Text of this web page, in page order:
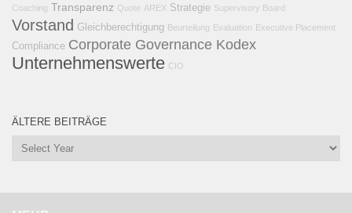
Coaching Transparenz Quote AREX Strategie Supervisory Board
Vorstand Gleichberechtigung Beurteilung Evaluation Executive Placement
Compliance Corporate Governance Kodex
Unternehmenswerte CIO
ÄLTERE BEITRÄGE